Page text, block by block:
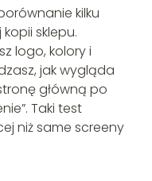
kilku
sklepu.
logo, kolory i
jak wygląda
główną po
Taki test
niż same screeny